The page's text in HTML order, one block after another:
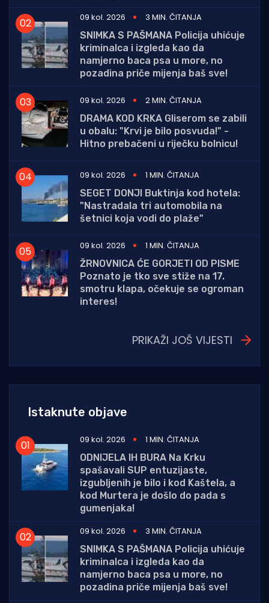
09 kol. 2026
3 MIN. ČITANJA
SNIMKA S PAŠMANA Policija uhićuje
kriminalca i izgleda kao da
namjerno baca psa u more, no
pozadina priče mijenja baš sve!
09 kol. 2026
2 MIN. ČITANJA
DRAMA KOD KRKA Gliserom se zabili
u obalu: "Krvi je bilo posvuda!" -
Hitno prebačeni u riječku bolnicu!
09 kol. 2026
1 MIN. ČITANJA
SEGET DONJI Buktinja kod hotela:
"Nastradala tri automobila na
šetnici koja vodi do plaže"
09 kol. 2026
1 MIN. ČITANJA
ŽRNOVNICA ĆE GORJETI OD PISME
Poznato je tko sve stiže na 17.
smotru klapa, očekuje se ogroman
interes!
PRIKAŽI JOŠ VIJESTI
Istaknute objave
09 kol. 2026
1 MIN. ČITANJA
ODNIJELA IH BURA Na Krku
spašavali SUP entuzijaste,
izgubljenih je bilo i kod Kaštela, a
kod Murtera je došlo do pada s
gumenjaka!
09 kol. 2026
3 MIN. ČITANJA
SNIMKA S PAŠMANA Policija uhićuje
kriminalca i izgleda kao da
namjerno baca psa u more, no
pozadina priče mijenja baš sve!